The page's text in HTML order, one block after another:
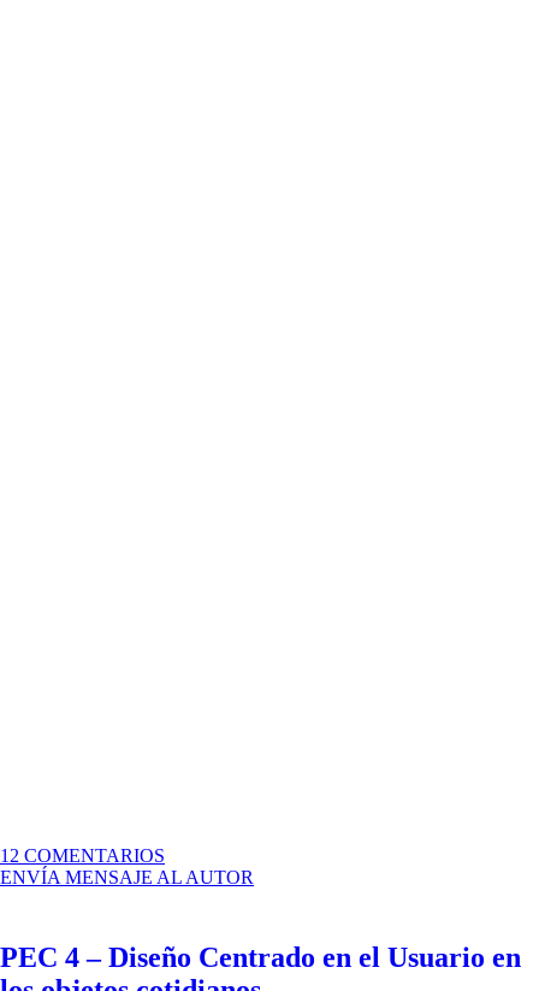
12 COMENTARIOS
PEC
RAGUA
MIRANDA
ENVÍA MENSAJE AL AUTOR
PEC 4 – Diseño Centrado en el Usuario en